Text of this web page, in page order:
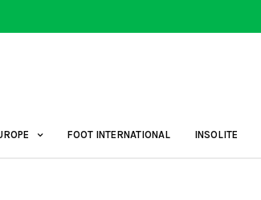
FOOT INTERNATIONAL INSOLITE